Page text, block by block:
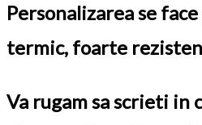
Personalizarea se
termic, foarte
Va rugam sa scrieti in